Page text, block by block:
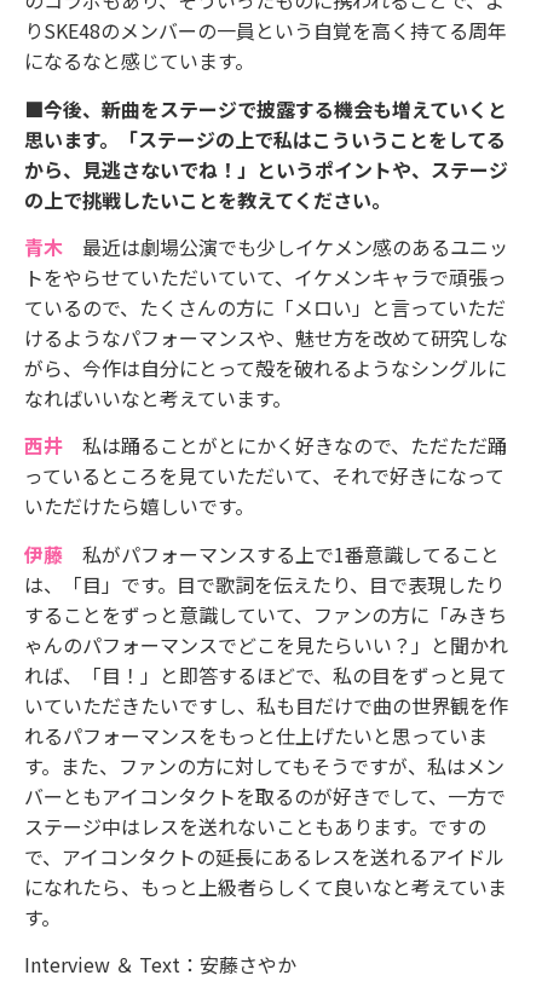
りSKE48のメンバーの一員という自覚を高く持てる周年
になるなと感じています。
■今後、新曲をステージで披露する機会も増えていくと
思います。「ステージの上で私はこういうことをしてる
から、見逃さないでね！」というポイントや、ステージ
の上で挑戦したいことを教えてください。
青木 最近は劇場公演でも少しイケメン感のあるユニッ
トをやらせていただいていて、イケメンキャラで頑張っ
ているので、たくさんの方に「メロい」と言っていただ
けるようなパフォーマンスや、魅せ方を改めて研究しな
がら、今作は自分にとって殻を破れるようなシングルに
なればいいなと考えています。
西井 私は踊ることがとにかく好きなので、ただただ踊
っているところを見ていただいて、それで好きになって
いただけたら嬉しいです。
伊藤 私がパフォーマンスする上で1番意識してること
は、「目」です。目で歌詞を伝えたり、目で表現したり
することをずっと意識していて、ファンの方に「みきち
ゃんのパフォーマンスでどこを見たらいい？」と聞かれ
れば、「目！」と即答するほどで、私の目をずっと見て
いていただきたいですし、私も目だけで曲の世界観を作
れるパフォーマンスをもっと仕上げたいと思っていま
す。また、ファンの方に対してもそうですが、私はメン
バーともアイコンタクトを取るのが好きでして、一方で
ステージ中はレスを送れないこともあります。ですの
で、アイコンタクトの延長にあるレスを送れるアイドル
になれたら、もっと上級者らしくて良いなと考えていま
す。
Interview ＆ Text：安藤さやか